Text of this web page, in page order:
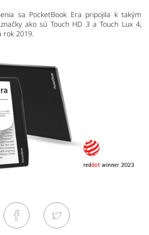
sa PocketBook Era pripojila k takým
ako sú Touch HD 3 a Touch Lux 4,
rok 2019.